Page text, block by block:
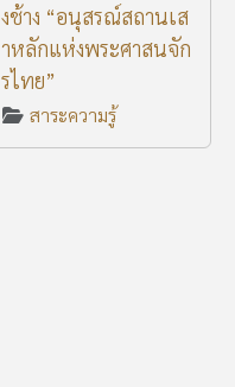
งช้าง “อนุสรณ์สถานเส
าหลักแห่งพระศาสนจัก
รไทย”
สาระความรู้